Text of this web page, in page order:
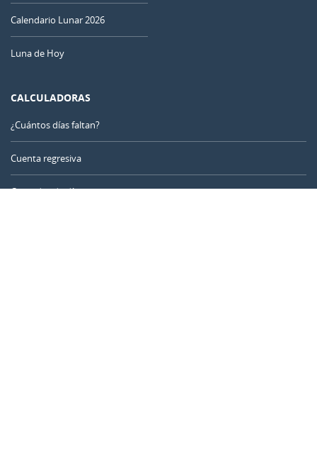
Calendario Lunar 2026
Luna de Hoy
CALCULADORAS
¿Cuántos días faltan?
Cuenta regresiva
Contador de días